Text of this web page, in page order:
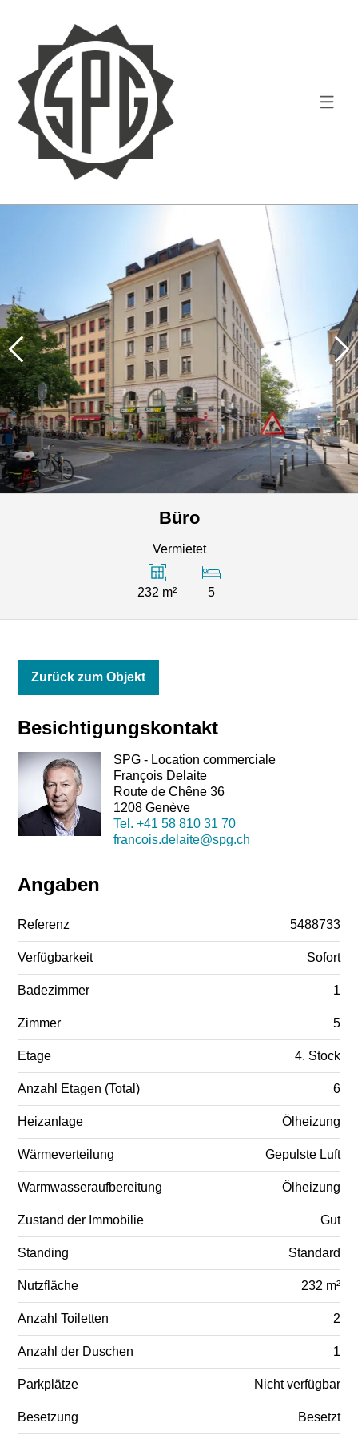
Büro
Vermietet
232 m² 5
Zurück zum Objekt
Besichtigungskontakt
SPG - Location commerciale
François Delaite
Route de Chêne 36
1208 Genève
Tel. +41 58 810 31 70
francois.delaite@spg.ch
Angaben
Referenz 5488733
Verfügbarkeit Sofort
Badezimmer 1
Zimmer 5
Etage 4. Stock
Anzahl Etagen (Total) 6
Heizanlage Ölheizung
Wärmeverteilung Gepulste Luft
Warmwasseraufbereitung Ölheizung
Zustand der Immobilie Gut
Standing Standard
Nutzfläche 232 m²
Anzahl Toiletten 2
Anzahl der Duschen 1
Parkplätze Nicht verfügbar
Besetzung Besetzt